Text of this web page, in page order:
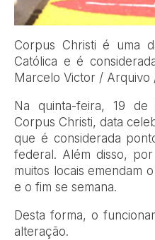
Corpus Christi é uma
Católica e é
Marcelo Victor / Arquivo
Na quinta-feira, 19
Corpus Christi, data
que é considerada
federal. Além disso,
muitos locais emendam
e o fim se semana.
Desta forma, o
alteração.